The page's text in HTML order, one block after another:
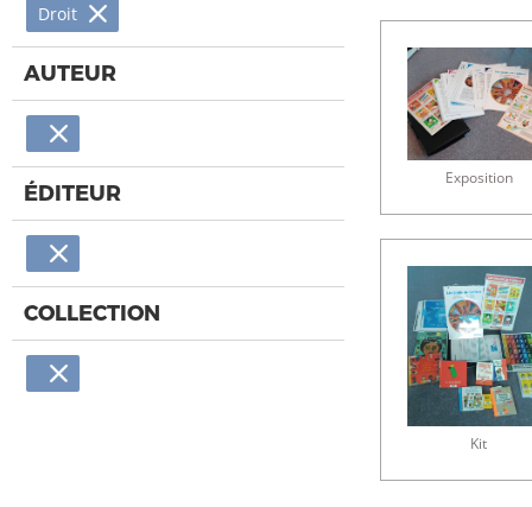
Droit
AUTEUR
ÉDITEUR
COLLECTION
Exposition
Kit